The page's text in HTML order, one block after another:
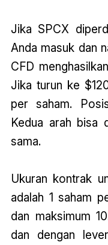
Jika SPCX
Anda masuk dan
CFD
Jika turun ke
per saham.
Kedua arah bisa
sama.
Ukuran kontrak
adalah 1 saham
dan maksimum
dan dengan